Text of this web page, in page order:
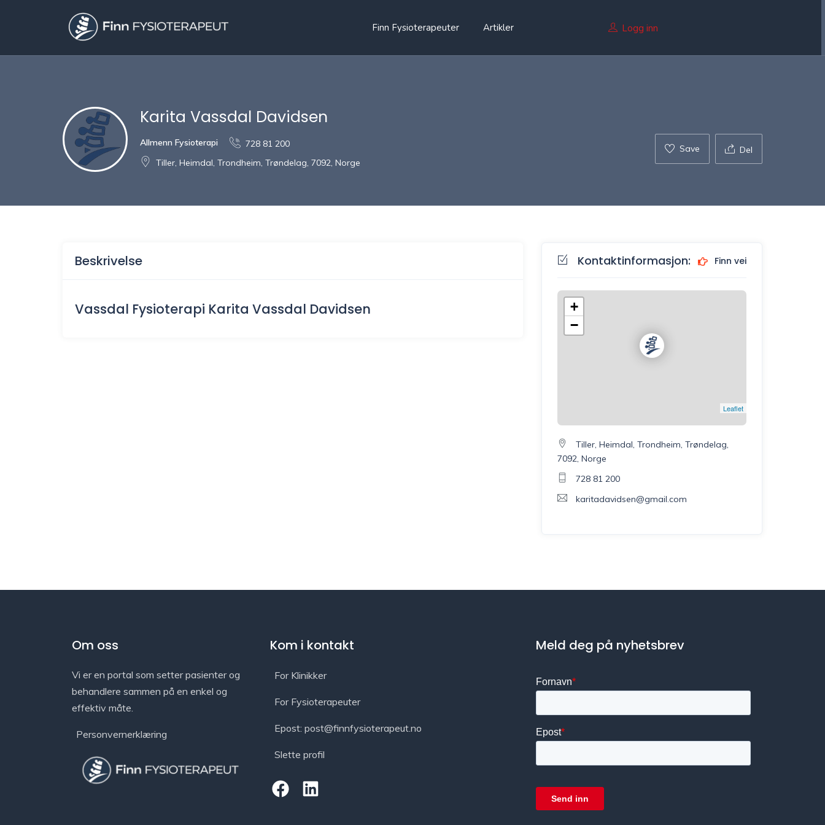
Finn Fysioterapeuter Artikler Logg inn
Karita Vassdal Davidsen
Allmenn Fysioterapi
728 81 200
Tiller, Heimdal, Trondheim, Trøndelag, 7092, Norge
Save Del
Beskrivelse
Vassdal Fysioterapi Karita Vassdal Davidsen
Kontaktinformasjon: Finn vei
+
−
Leaflet
Tiller, Heimdal, Trondheim, Trøndelag,
7092, Norge
728 81 200
karitadavidsen@gmail.com
Om oss
Vi er en portal som setter pasienter og
behandlere sammen på en enkel og
effektiv måte.
Personvernerklæring
Kom i kontakt
For Klinikker
For Fysioterapeuter
Epost: post@finnfysioterapeut.no
Slette profil
Meld deg på nyhetsbrev